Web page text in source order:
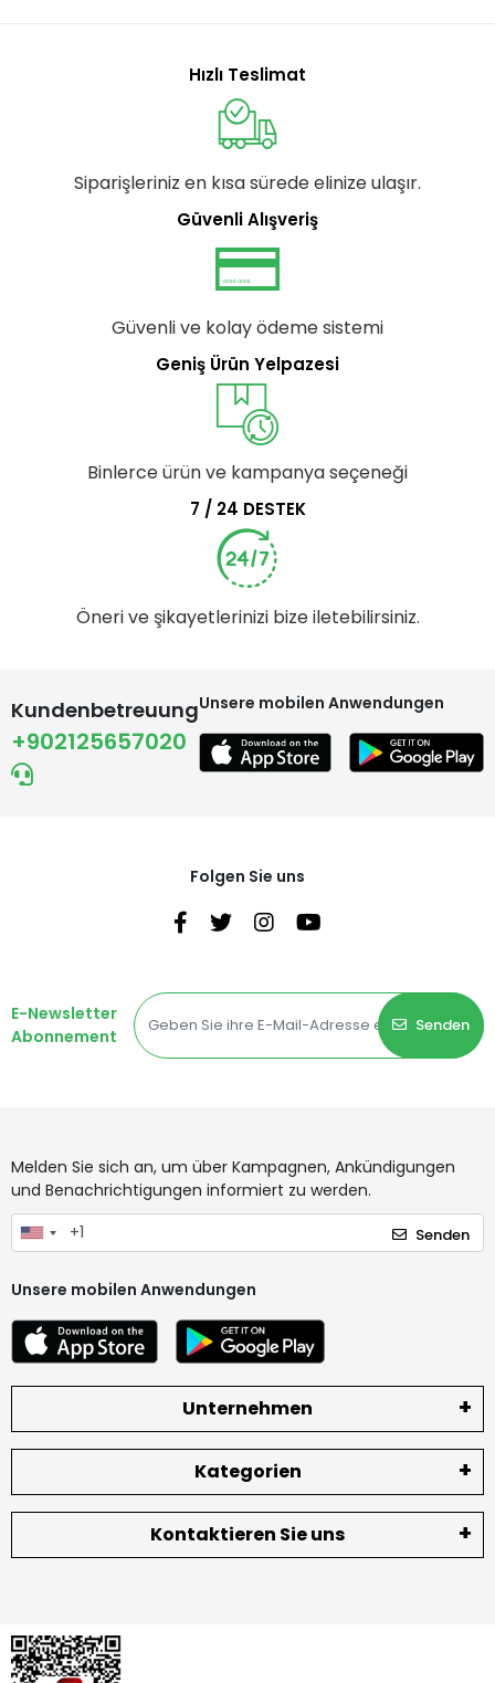
Hızlı Teslimat
Siparişleriniz en kısa sürede elinize ulaşır.
Güvenli Alışveriş
Güvenli ve kolay ödeme sistemi
Geniş Ürün Yelpazesi
Binlerce ürün ve kampanya seçeneği
7 / 24 DESTEK
Öneri ve şikayetlerinizi bize iletebilirsiniz.
Kundenbetreuung
+902125657020
Unsere mobilen Anwendungen
Folgen Sie uns
E-Newsletter
Abonnement
Senden
Melden Sie sich an, um über Kampagnen, Ankündigungen
und Benachrichtigungen informiert zu werden.
Senden
Unsere mobilen Anwendungen
Unternehmen
Kategorien
Kontaktieren Sie uns